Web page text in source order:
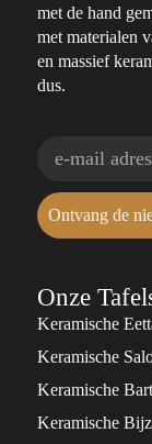
Ontvang de
met de hand
met materialen
en massief
dus.
Onze
Keramische
Keramische
Keramische
Keramische